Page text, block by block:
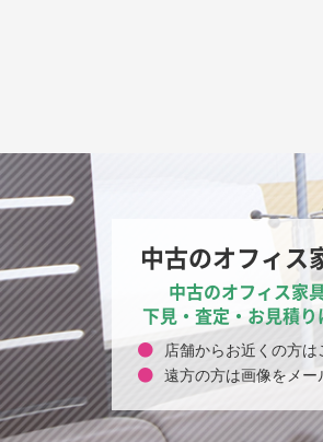
中古のオフィス
中古のオフィス家
下見・査定・お見積
店舗からお近くの方は
遠方の方は画像をメー